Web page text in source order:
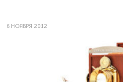
6 НОЯБРЯ 2012